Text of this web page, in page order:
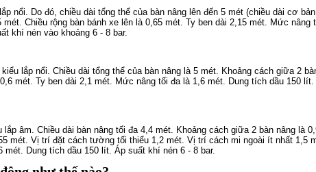
nổi. Do đó, chiều dài tổng thể của bàn nâng lên đến 5 mét (chiều dài cơ
Chiều rộng bàn bánh xe lên là 0,65 mét. Ty ben dài 2,15 mét. Mức nâng
khí nén vào khoảng 6 - 8 bar.
lắp nổi. Chiều dài tổng thể của bàn nâng là 5 mét. Khoảng cách giữa 2
mét. Ty ben dài 2,1 mét. Mức nâng tối đa là 1,6 mét. Dung tích dầu 150 lít.
lắp âm. Chiều dài bàn nâng tối đa 4,4 mét. Khoảng cách giữa 2 bàn nâng là
mét. Vị trí đặt cách tường tối thiểu 1,2 mét. Vị trí cách mi ngoài ít nhất 1,5
Dung tích dầu 150 lít. Áp suất khí nén 6 - 8 bar.